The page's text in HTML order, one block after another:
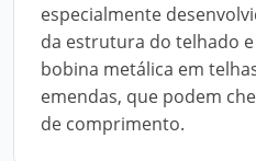
especialmente
da estrutura do telhado e
bobina metálica em
emendas, que podem
de comprimento.